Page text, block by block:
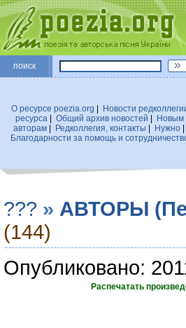
поиск
О ресурсе poezia.org
Новости
ресурса
Общий архив новостей
Новым
авторам| Редколлегия, контакты Нужно|
Благодарности за помощь и
??? » АВТОРЫ
(144)
Опубликовано:
Распечатать